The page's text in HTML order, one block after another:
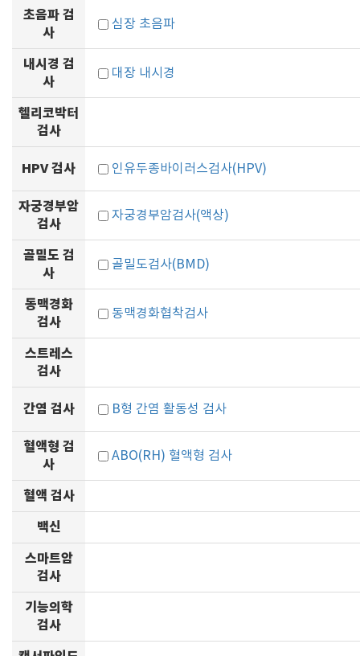
초음파 검
사
심장 초음파
내시경 검
사
대장 내시경
헬리코박터
검사
HPV 검사 인유두종바이러스검사(HPV)
자궁경부암
검사
자궁경부암검사(액상)
골밀도 검
사
골밀도검사(BMD)
동맥경화
검사
동맥경화협착검사
스트레스
검사
간염 검사 B형 간염 활동성 검사
혈액형 검
사
ABO(RH) 혈액형 검사
혈액 검사
백신
스마트암
검사
기능의학
검사